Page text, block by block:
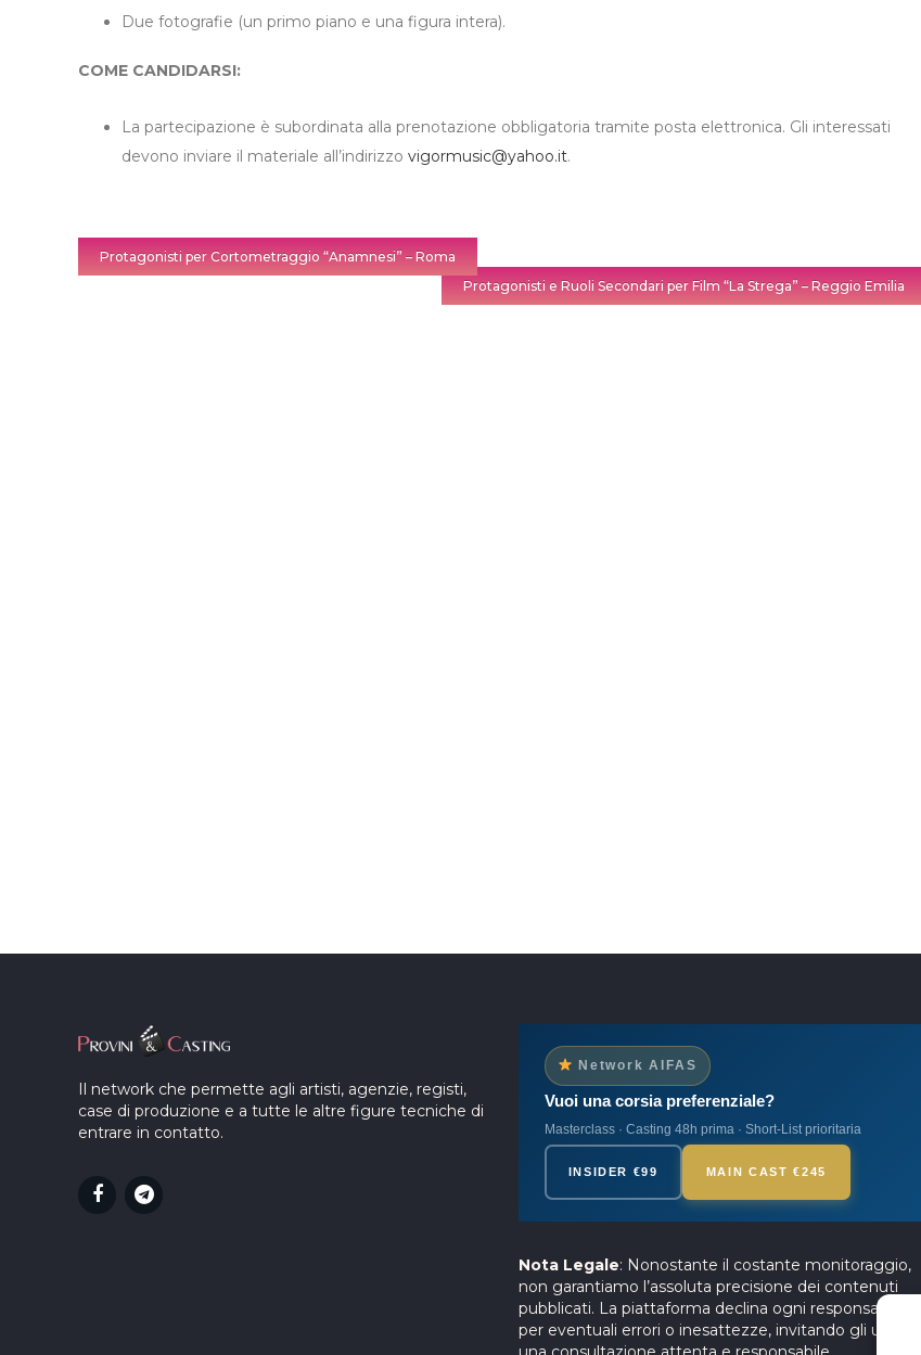
Due fotografie (un primo piano e una figura intera).
COME CANDIDARSI:
La partecipazione è subordinata alla prenotazione obbligatoria tramite posta elettronica. Gli interessati
devono inviare il materiale all’indirizzo vigormusic@yahoo.it.
Protagonisti per Cortometraggio “Anamnesi” – Roma
Protagonisti e Ruoli Secondari per Film “La Strega” – Reggio Emilia
Il network che permette agli artisti, agenzie, registi,
case di produzione e a tutte le altre figure tecniche di
entrare in contatto.
Network AIFAS
Vuoi una corsia preferenziale?
Masterclass · Casting 48h prima · Short-List prioritaria
INSIDER €99 MAIN CAST €245
Nota Legale: Nonostante il costante monitoraggio,
non garantiamo l’assoluta precisione dei contenuti
pubblicati. La piattaforma declina ogni responsabilità
per eventuali errori o inesattezze, invitando gli utenti a